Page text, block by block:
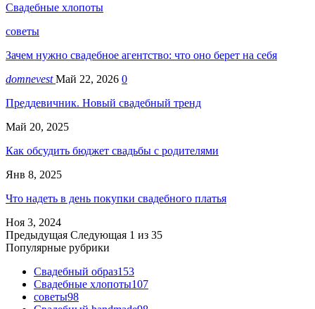
Свадебные хлопоты
советы
Зачем нужно свадебное агентство: что оно берет на себя
domnevestМай 22, 2026 0
Преддевичник. Новый свадебный тренд
Май 20, 2025
Как обсудить бюджет свадьбы с родителями
Янв 8, 2025
Что надеть в день покупки свадебного платья
Ноя 3, 2024
Предыдущая Следующая 1 из 35
Популярные рубрики
Свадебный образ153
Свадебные хлопоты107
советы98